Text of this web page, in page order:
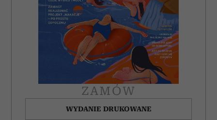
ZAMÓW
WYDANIE DRUKOWANE